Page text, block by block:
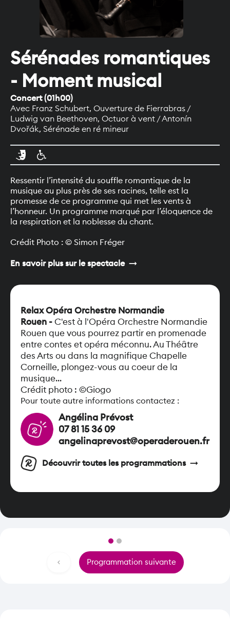
Sérénades romantiques
- Moment musical
Concert(01h00)
Avec Franz Schubert, Ouverture de Fierrabras /
Ludwig van Beethoven, Octuor à vent / Antonín
Dvořák, Sérénade en ré mineur
Ressentir l’intensité du souffle romantique de la
musique au plus près de ses racines, telle est la
promesse de ce programme qui met les vents à
l’honneur. Un programme marqué par l’éloquence de
la respiration et la noblesse du chant.
En savoir plus sur le spectacle arrow_right_alt
Relax Opéra Orchestre Normandie
Rouen - C'est à l'Opéra Orchestre Normandie
Rouen que vous pourrez partir en promenade
entre contes et opéra méconnu. Au Théâtre
des Arts ou dans la magnifique Chapelle
Corneille, plongez-vous au coeur de la
musique...
Pour toute autre informations contactez :
Angélina Prévost
07 81 15 36 09
angelinaprevost@operaderouen.fr
Découvrir toutes les programmations arrow_right_alt
navigate_before Programmation suivante